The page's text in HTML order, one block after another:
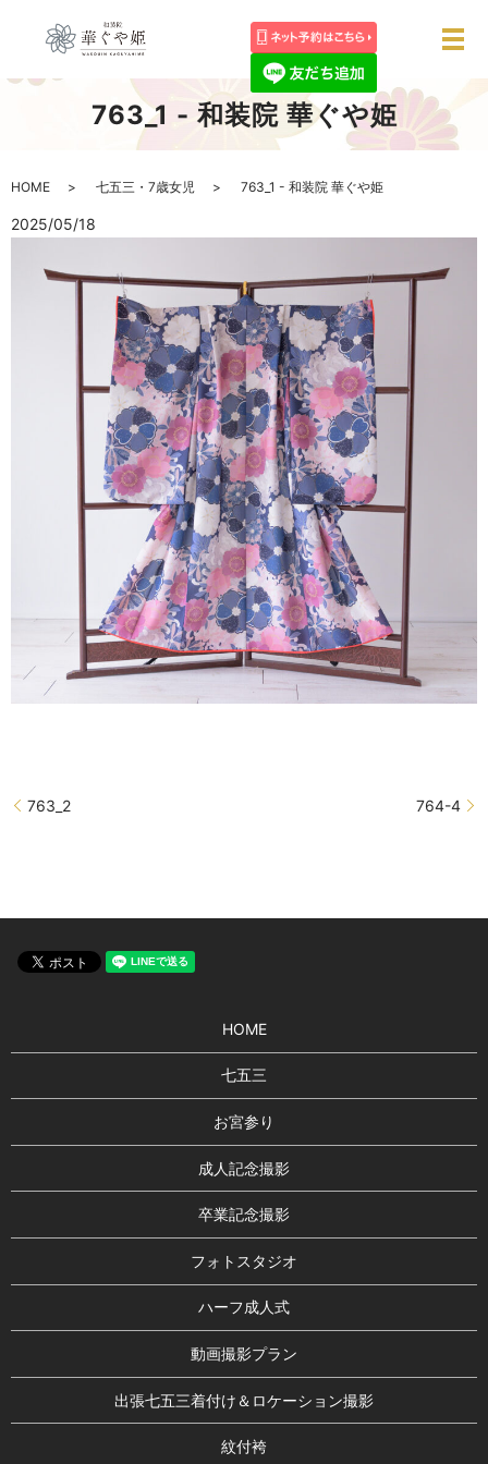
メ
763_1 - 和装院 華ぐや姫
HOME 七五三・7歳女児 763_1 - 和装院 華ぐや姫
2025/05/18
763_2 764-4
HOME
七五三
お宮参り
成人記念撮影
卒業記念撮影
フォトスタジオ
ハーフ成人式
動画撮影プラン
出張七五三着付け＆ロケーション撮影
紋付袴